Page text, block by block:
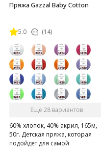
Пряжа Gazzal Baby Cotton
5.0 (14)
Ещё 28 вариантов
60% хлопок, 40% акрил, 165м,
50г. Детская пряжа, которая
подойдет для самой